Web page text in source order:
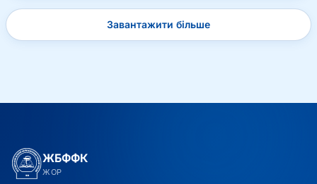
Завантажити більше
ЖБФФК
ЖОР